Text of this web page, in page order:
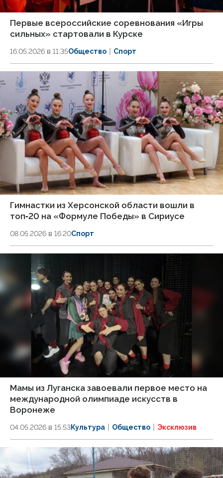
Первые всероссийские соревнования «Игры
сильных» стартовали в Курске
16.05.2026 в 11:35Общество Спорт
Гимнастки из Херсонской области вошли в
топ‑20 на «Формуле Победы» в Сириусе
08.05.2026 в 16:20Спорт
Мамы из Луганска завоевали первое место на
международной олимпиаде искусств в
Воронеже
04.05.2026 в 15:53Культура Общество Эксклюзив